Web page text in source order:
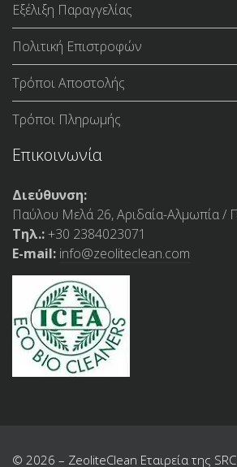
Εξέλιξη Παραγγελίας
Πολιτική Επιστροφών
Τρόποι Αποστολής
Τρόποι Πληρωμής
Επικοινωνία
Διεύθυνση:
Παύλου Μελά 26, Αριδαία-Αλμωπία /
Τηλ.:+30 2384023071
E-mail: info@zeoliteclean.com
© 2026 – ZeoliteClean Εταιρεία της